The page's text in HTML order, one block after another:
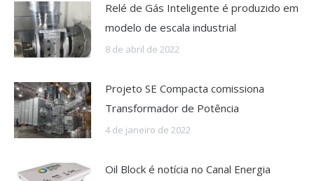
Relé de Gás Inteligente é produzido em
modelo de escala industrial
8 de abril de 2022
Projeto SE Compacta comissiona
Transformador de Potência
4 de janeiro de 2022
Oil Block é notícia no Canal Energia